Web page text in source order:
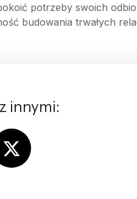
potrzeby swoich
budowania trwałych
innymi: